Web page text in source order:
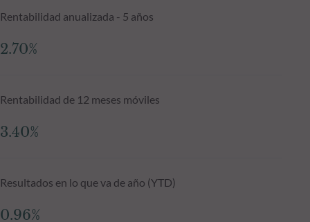
Rentabilidad anualizada - 5 años
2.70%
Rentabilidad de 12 meses móviles
3.40%
Resultados en lo que va de año (YTD)
0.96%